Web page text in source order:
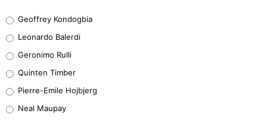
38%
32%
5%
Geoffrey Kondogbia
Leonardo Balerdi
Geronimo Rulli
Quinten Timber
Pierre-Emile Hojbjerg
Neal Maupay